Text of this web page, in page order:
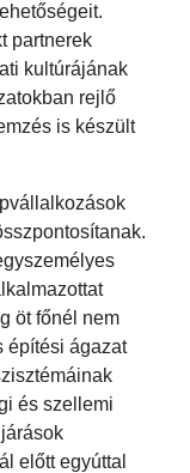
partnerek
kultúrájának
rejlő
is készült
öt főnél nem
építési ágazat
és szellemi
előtt egyúttal